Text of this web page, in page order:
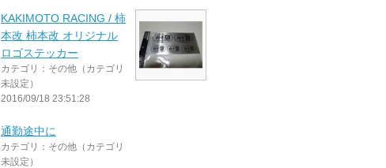
KAKIMOTO RACING / 柿
本改 柿本改 オリジナル
ロゴステッカー
カテゴリ：その他（カテゴリ
未設定）
2016/09/18 23:51:28
通勤途中に
カテゴリ：その他（カテゴリ
未設定）